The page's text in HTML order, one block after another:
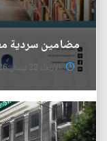
مضامين سردية
الأربعاء 22 نيسان 2026